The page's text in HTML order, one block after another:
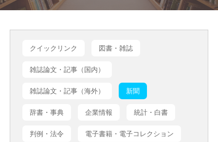
に
移
クイックリンク 図書・雑誌
雑誌論文・記事（国内）
雑誌論文・記事（海外） 新聞
辞書・事典 企業情報 統計・白書
判例・法令 電子書籍・電子コレクション